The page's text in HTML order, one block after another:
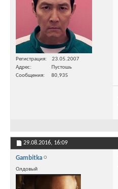
Регистрация
23.05.2007
Адрес
Пустошь
Сообщения
80,935
29.08.2016, 16:09
Gambitka
Олдовый